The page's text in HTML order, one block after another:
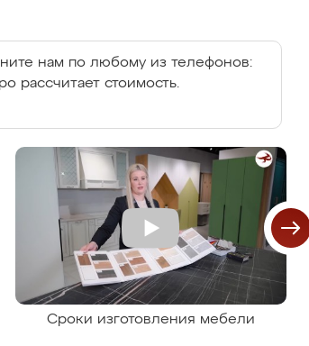
нам по любому из телефонов:
рассчитает стоимость.
Сроки изготовления мебели